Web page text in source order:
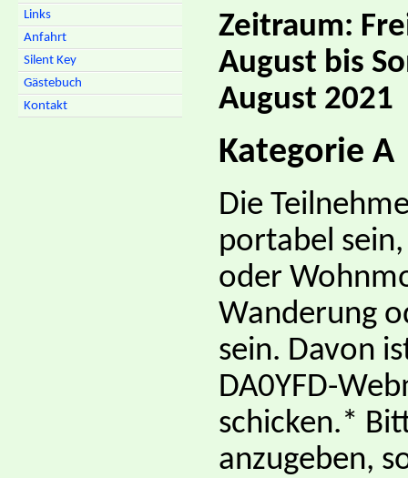
Links
Anfahrt
Silent Key
Gästebuch
Kontakt
Zeitraum:
August bis
August 2021
Kategorie A
Die
portabel
oder
Wanderung
sein. Davon
DA0YFD-
schicken.*
anzugeben,